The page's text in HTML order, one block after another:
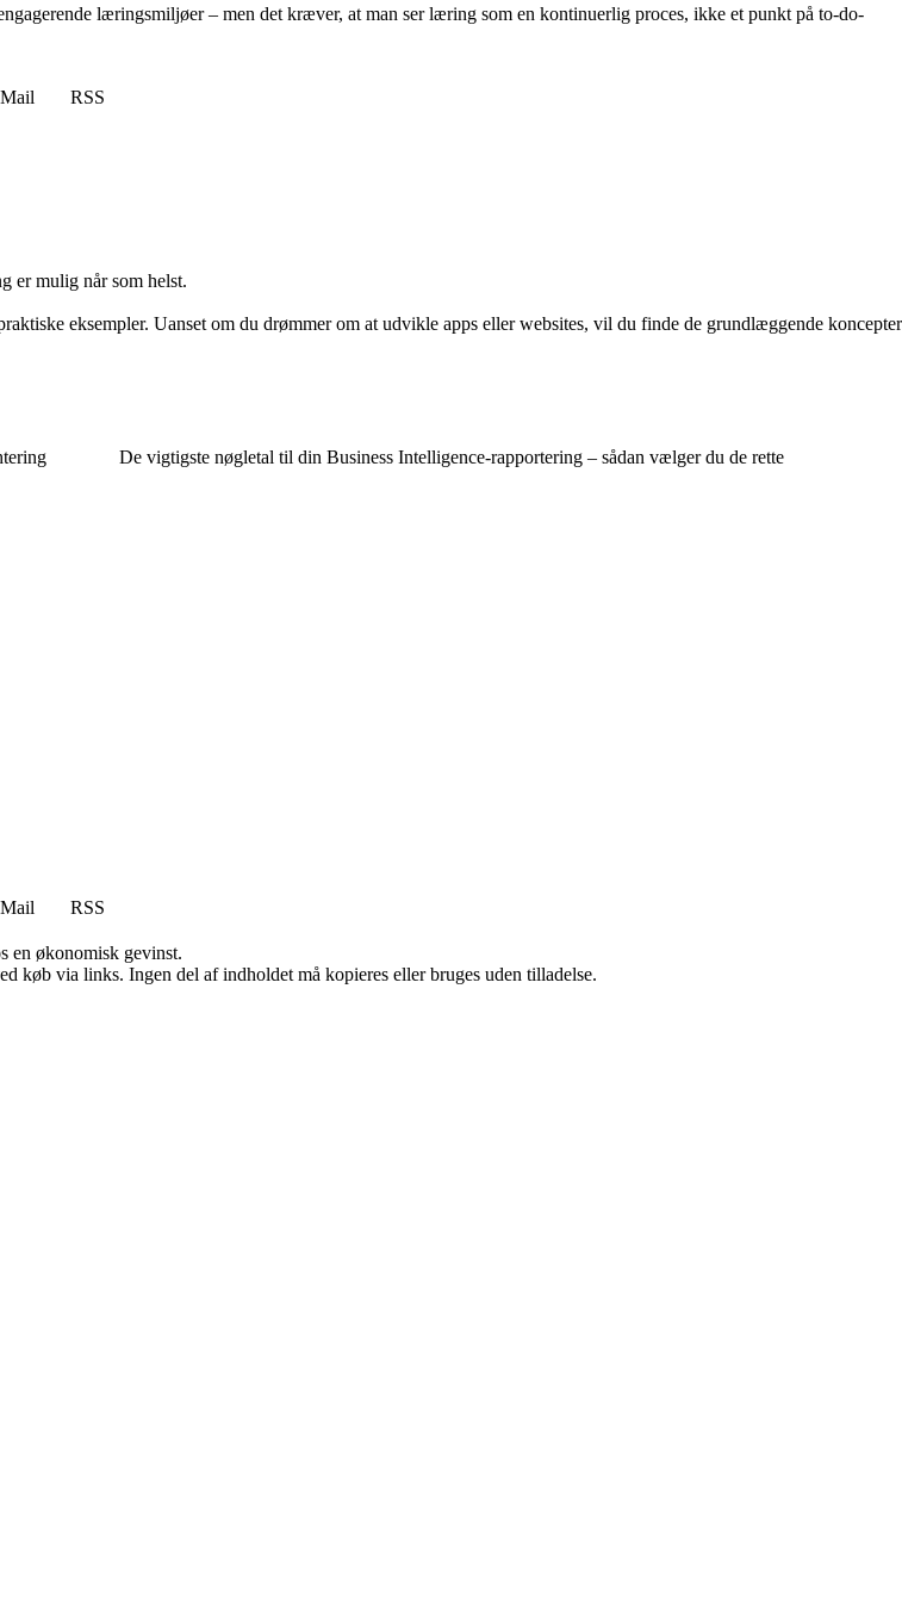
læringsmiljøer – men det kræver, at man ser læring som en kontinuerlig proces, ikke et punkt på to-do-
Mail
RSS
er mulig når som helst.
eksempler. Uanset om du drømmer om at udvikle apps eller websites, vil du finde de grundlæggende koncepter
De vigtigste nøgletal til din Business Intelligence-rapportering – sådan vælger du de rette
Mail
RSS
en økonomisk gevinst.
køb via links. Ingen del af indholdet må kopieres eller bruges uden tilladelse.